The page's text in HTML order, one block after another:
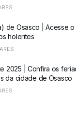
de Osasco | Acesse
holerites
2025 | Confira os
da cidade de Osasco